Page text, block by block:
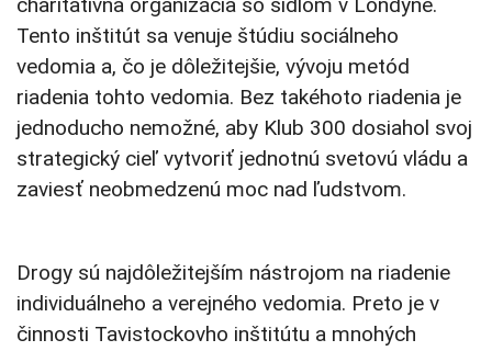
Tento inštitút sa venuje štúdiu sociálneho
vedomia a, čo je dôležitejšie, vývoju metód
riadenia tohto vedomia. Bez takéhoto riadenia je
jednoducho nemožné, aby Klub 300 dosiahol svoj
strategický cieľ vytvoriť jednotnú svetovú vládu a
zaviesť neobmedzenú moc nad ľudstvom.
Drogy sú najdôležitejším nástrojom na riadenie
individuálneho a verejného vedomia. Preto je v
činnosti Tavistockovho inštitútu a mnohých